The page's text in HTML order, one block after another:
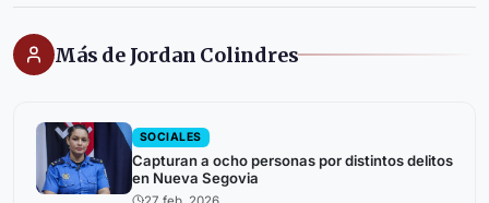
Más de Jordan Colindres
SOCIALES
Capturan a ocho personas por distintos delitos
en Nueva Segovia